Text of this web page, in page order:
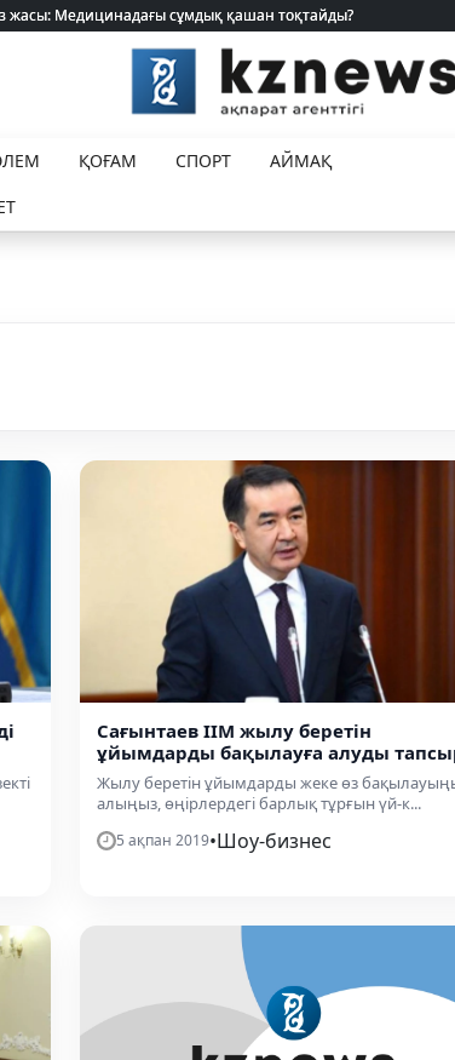
жасы: Медицинадағы сұмдық қашан тоқтайды?
жасы: Медицинадағы сұмдық қашан тоқтайды?
ҚОҒАМ СПОРТ
АЙМАҚ
Сағынтаев ІІМ жылу беретін
ұйымдарды бақылауға алуды
Жылу беретін ұйымдарды жеке өз
алыңыз, өңірлердегі барлық тұрғын үй-к...
5 ақпан 2019•Шоу-бизнес